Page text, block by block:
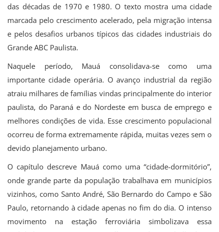
das décadas de 1970 e 1980. O texto mostra uma cidade
marcada pelo crescimento acelerado, pela migração intensa
e pelos desafios urbanos típicos das cidades industriais do
Grande ABC Paulista.
Naquele período, Mauá consolidava-se como uma
importante cidade operária. O avanço industrial da região
atraiu milhares de famílias vindas principalmente do interior
paulista, do Paraná e do Nordeste em busca de emprego e
melhores condições de vida. Esse crescimento populacional
ocorreu de forma extremamente rápida, muitas vezes sem o
devido planejamento urbano.
O capítulo descreve Mauá como uma “cidade-dormitório”,
onde grande parte da população trabalhava em municípios
vizinhos, como Santo André, São Bernardo do Campo e São
Paulo, retornando à cidade apenas no fim do dia. O intenso
movimento na estação ferroviária simbolizava essa